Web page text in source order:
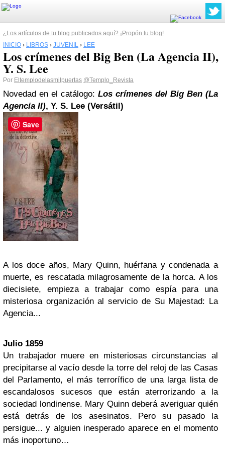
¿Los artículos de tu blog publicados aquí? ¡Propón tu blog!
INICIO › LIBROS › JUVENIL › LEE
Los crímenes del Big Ben (La Agencia II),
Y. S. Lee
Por Eltemplodelasmilpuertas @Templo_Revista
Novedad en el catálogo: Los crímenes del Big Ben (La
Agencia II), Y. S. Lee (Versátil)
A los doce años, Mary Quinn, huérfana y condenada a
muerte, es rescatada milagrosamente de la horca. A los
diecisiete, empieza a trabajar como espía para una
misteriosa organización al servicio de Su Majestad: La
Agencia...
Julio 1859
Un trabajador muere en misteriosas circunstancias al
precipitarse al vacío desde la torre del reloj de las Casas
del Parlamento, el más terrorífico de una larga lista de
escandalosos sucesos que están aterrorizando a la
sociedad londinense. Mary Quinn deberá averiguar quién
está detrás de los asesinatos. Pero su pasado la
persigue... y alguien inesperado aparece en el momento
más inoportuno…
Save